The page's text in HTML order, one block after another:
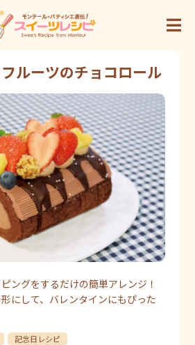
ルーツのチョコロール
ングをするだけの簡単アレンジ！
にして、バレンタインにもぴった
記念日レシピ